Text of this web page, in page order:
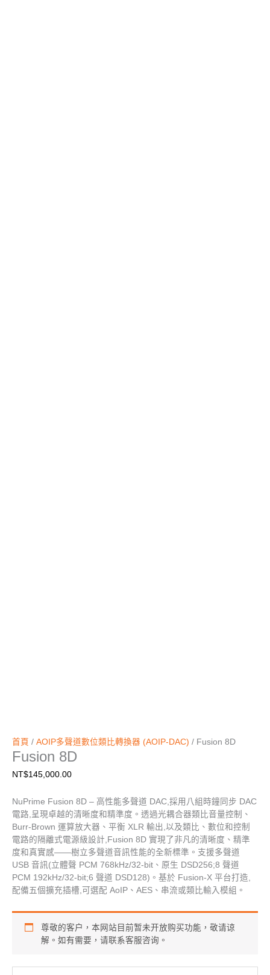
首頁 / AOIP多聲道數位類比轉換器 (AOIP-DAC) / Fusion 8D
Fusion 8D
NT$145,000.00
NuPrime Fusion 8D – 高性能多聲道 DAC,採用八組時鐘同步 DAC
電路,呈現卓越的清晰度和精準度。透過光耦合器類比音量控制、
Burr-Brown 運算放大器、平衡 XLR 輸出,以及類比、數位和控制
電路的隔離式電源級設計,Fusion 8D 實現了非凡的清晰度、精準
度和真實感——樹立多聲道音訊性能的全新標準。支援多聲道
USB 音訊(立體聲 PCM 768kHz/32-bit、原生 DSD256;8 聲道
PCM 192kHz/32-bit;6 聲道 DSD128)。基於 Fusion-X 平台打造,
配備五個擴充插槽,可選配 AoIP、AES、串流或類比輸入模組。
尊敬的客户，本网站目前暂未开放购买功能，敬请谅
解。如有需要，请联系客服咨询。